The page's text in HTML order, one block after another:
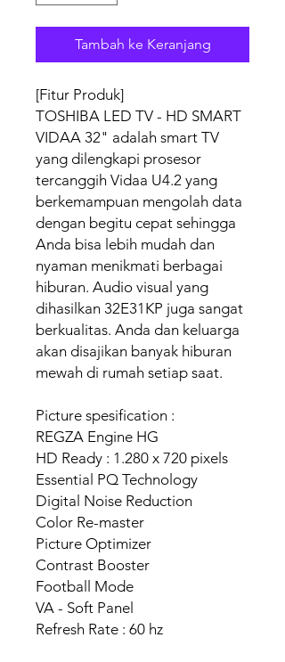
Tambah ke Keranjang
[Fitur Produk]
TOSHIBA LED TV - HD SMART
VIDAA 32" adalah smart TV
yang dilengkapi prosesor
tercanggih Vidaa U4.2 yang
berkemampuan mengolah data
dengan begitu cepat sehingga
Anda bisa lebih mudah dan
nyaman menikmati berbagai
hiburan. Audio visual yang
dihasilkan 32E31KP juga sangat
berkualitas. Anda dan keluarga
akan disajikan banyak hiburan
mewah di rumah setiap saat.
Picture spesification :
REGZA Engine HG
HD Ready : 1.280 x 720 pixels
Essential PQ Technology
Digital Noise Reduction
Color Re-master
Picture Optimizer
Contrast Booster
Football Mode
VA - Soft Panel
Refresh Rate : 60 hz